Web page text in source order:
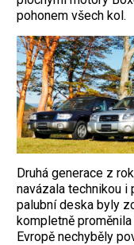
pohonem všech kol.
Druhá generace z
navázala technikou
palubní deska byly
kompletně
Evropě nechyběly